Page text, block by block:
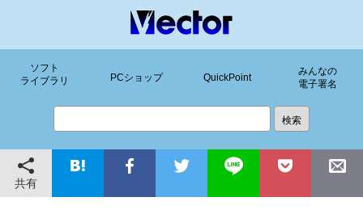
ソフト
ライブラリ
PCショップ QuickPoint
みんなの
電子署名
共有